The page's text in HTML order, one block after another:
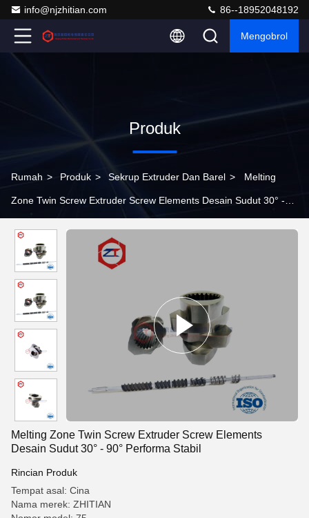
info@njzhitian.com 86--18952048192
Mengobrol
Produk
Rumah > Produk > Sekrup Extruder Dan Barel > Melting
Zone Twin Screw Extruder Screw Elements Desain Sudut 30° -
Melting Zone Twin Screw Extruder Screw Elements
Desain Sudut 30° - 90° Performa Stabil
Rincian Produk
Tempat asal: Cina
Nama merek: ZHITIAN